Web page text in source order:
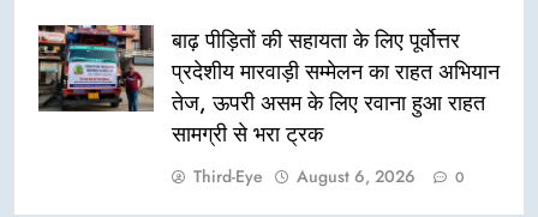
बाढ़ पीड़ितों की सहायता के लिए पूर्वोत्तर
प्रदेशीय मारवाड़ी सम्मेलन का राहत अभियान
तेज, ऊपरी असम के लिए रवाना हुआ राहत
सामग्री से भरा ट्रक
Third-Eye August 6, 2026 0